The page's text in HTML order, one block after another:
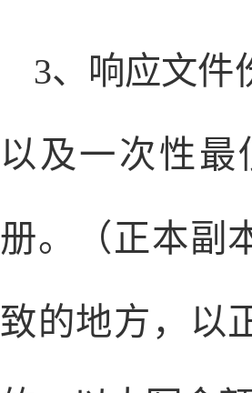
3、响应文件
以及一次性
册。（正本副
致的地方，以